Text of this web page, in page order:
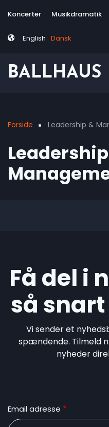
to
content
Tag
Koncerter Musikdramatik
English Dansk
BALLHAUS
Breadcrumb
Forside Leadership &
Få del i
så
Vi sender et
spændende. Tilmeld
nyheder
Email adresse